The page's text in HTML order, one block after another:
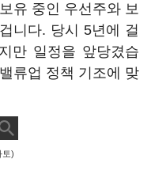
유 중인 우선주와 보
니다. 당시 5년에 걸
만 일정을 앞당겼습
류업 정책 기조에 맞
토)